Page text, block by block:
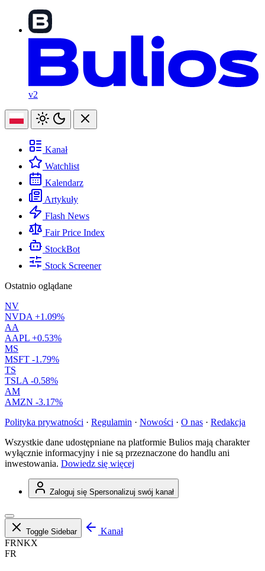
v2
Kanał
Watchlist
Kalendarz
Artykuły
Flash News
Fair Price Index
StockBot
Stock Screener
Ostatnio oglądane
NV
NVDA +1.09%
AA
AAPL +0.53%
MS
MSFT -1.79%
TS
TSLA -0.58%
AM
AMZN -3.17%
Polityka prywatności · Regulamin · Nowości · O nas · Redakcja
Wszystkie dane udostępniane na platformie Bulios mają charakter
wyłącznie informacyjny i nie są przeznaczone do handlu ani
inwestowania. Dowiedz się więcej
Zaloguj się Spersonalizuj swój kanał
Toggle Sidebar
Kanał
FRNKX
FR